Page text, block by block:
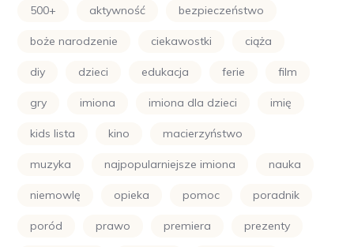
500+ aktywność bezpieczeństwo
boże narodzenie ciekawostki ciąża
diy dzieci edukacja ferie film
gry imiona imiona dla dzieci imię
kids lista kino macierzyństwo
muzyka najpopularniejsze imiona nauka
niemowlę opieka pomoc poradnik
poród prawo premiera prezenty